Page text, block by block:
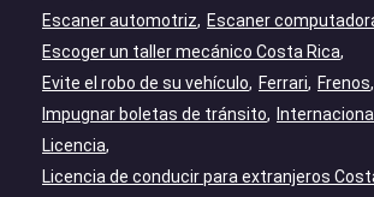
Escaner automotriz
Escaner
Escoger un taller mecánico Costa Rica
Evite el robo de su vehículo
Ferrari Frenos
Impugnar boletas de tránsito
Licencia
Licencia de conducir para extranjeros